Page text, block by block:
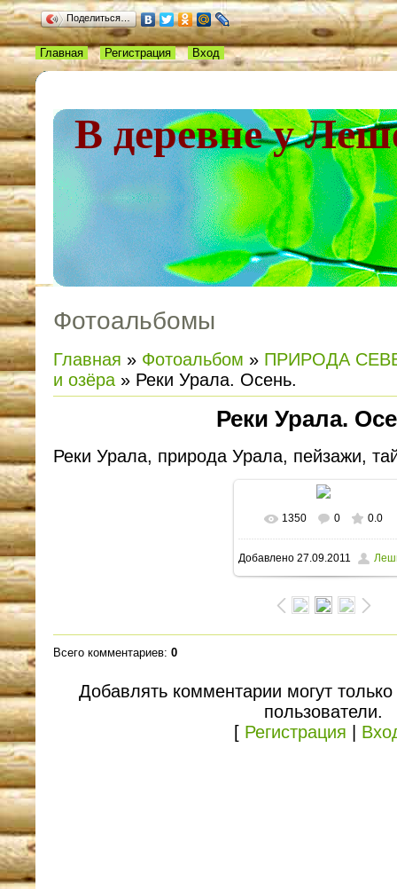
Поделиться…
В деревне у
Главная Регистрация Вход
Фотоальбомы
Главная » Фотоальбом » ПРИРОДА
и озёра » Реки Урала. Осень.
Реки Урала.
Реки Урала, природа Урала, пейзажи,
В реальном размере
1600x1158/ 205.3Kb
1350 0 0.0
Добавлено 27.09.2011
Всего комментариев: 0
Добавлять комментарии могут
пользователи.
[ Регистрация